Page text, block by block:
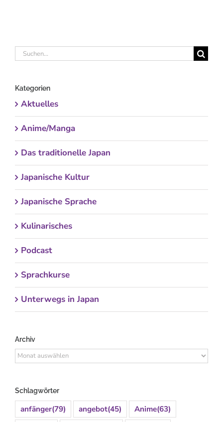
Suche
Kategorien
Aktuelles
Anime/Manga
Das traditionelle Japan
Japanische Kultur
Japanische Sprache
Kulinarisches
Podcast
Sprachkurse
Unterwegs in Japan
Archiv
Archiv
Schlagwörter
anfänger(79) angebot(45) Anime(63)